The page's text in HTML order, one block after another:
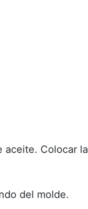
aceite. Colocar la
del molde.